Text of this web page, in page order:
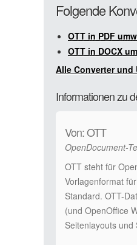
Folgende
OTT in PDF
OTT in DOCX
Alle Converter und
Informationen zu
Von: OTT
OpenDocument-
OTT steht für
Vorlagenformat
Standard. OTT-
(und OpenOffice
Seitenlayouts